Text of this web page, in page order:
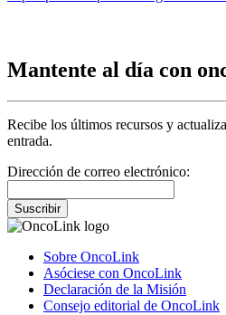
Mantente al día con
Recibe los últimos recursos y
entrada.
Dirección de correo electrónico:
Suscribir
Sobre OncoLink
Asóciese con OncoLink
Declaración de la Misión
Consejo editorial de OncoLink